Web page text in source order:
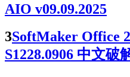
AIO v09.09.2025
3SoftMaker Office
S1228.0906 中文破